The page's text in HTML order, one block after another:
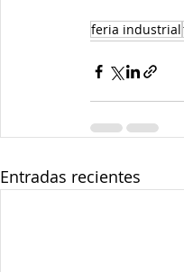
feria industrial
Entradas recientes